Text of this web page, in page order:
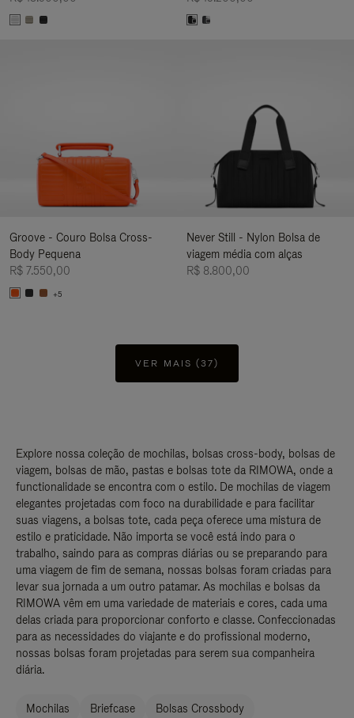
Groove - Couro Bolsa Cross-
Body Pequena
R$ 7.550,00
+5
Never Still - Nylon Bolsa de
viagem média com alças
R$ 8.800,00
VER MAIS (37)
Explore nossa coleção de mochilas, bolsas cross-body, bolsas de
viagem, bolsas de mão, pastas e bolsas tote da RIMOWA, onde a
functionalidade se encontra com o estilo. De mochilas de viagem
elegantes projetadas com foco na durabilidade e para facilitar
suas viagens, a bolsas tote, cada peça oferece uma mistura de
estilo e praticidade. Não importa se você está indo para o
trabalho, saindo para as compras diárias ou se preparando para
uma viagem de fim de semana, nossas bolsas foram criadas para
levar sua jornada a um outro patamar. As mochilas e bolsas da
RIMOWA vêm em uma variedade de materiais e cores, cada uma
delas criada para proporcionar conforto e classe. Confeccionadas
para as necessidades do viajante e do profissional moderno,
nossas bolsas foram projetadas para serem sua companheira
diária.
Mochilas Briefcase Bolsas Crossbody